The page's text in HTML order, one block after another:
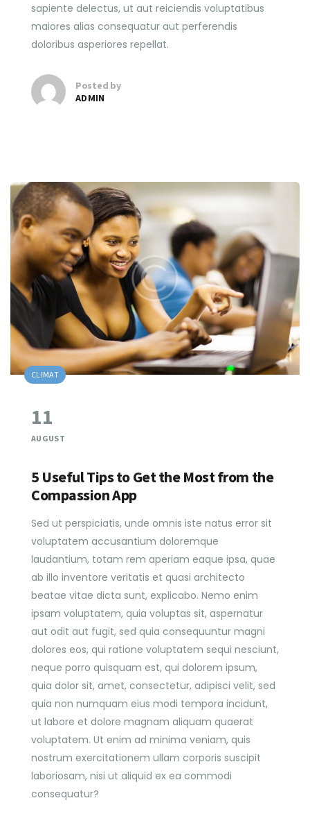
sapiente delectus, ut aut reiciendis voluptatibus
maiores alias consequatur aut perferendis
doloribus asperiores repellat.
Posted by
ADMIN
CLIMAT
11
AUGUST
5 Useful Tips to Get the Most from the
Compassion App
Sed ut perspiciatis, unde omnis iste natus error sit
voluptatem accusantium doloremque
laudantium, totam rem aperiam eaque ipsa, quae
ab illo inventore veritatis et quasi architecto
beatae vitae dicta sunt, explicabo. Nemo enim
ipsam voluptatem, quia voluptas sit, aspernatur
aut odit aut fugit, sed quia consequuntur magni
dolores eos, qui ratione voluptatem sequi nesciunt,
neque porro quisquam est, qui dolorem ipsum,
quia dolor sit, amet, consectetur, adipisci velit, sed
quia non numquam eius modi tempora incidunt,
ut labore et dolore magnam aliquam quaerat
voluptatem. Ut enim ad minima veniam, quis
nostrum exercitationem ullam corporis suscipit
laboriosam, nisi ut aliquid ex ea commodi
consequatur?